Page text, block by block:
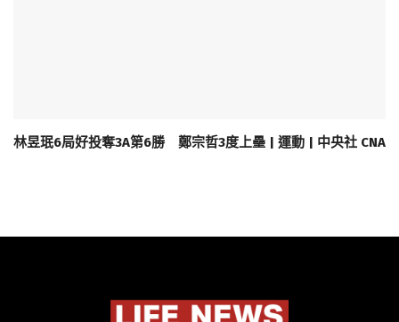
林昱珉6局好投奪3A第6勝 鄭宗哲3度上壘 | 運動 | 中央社 CNA